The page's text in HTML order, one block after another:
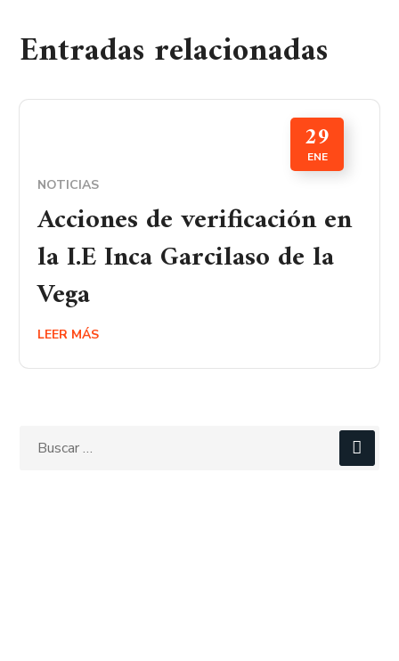
Entradas relacionadas
29
ENE
NOTICIAS
Acciones de verificación en
la I.E Inca Garcilaso de la
Vega
LEER MÁS